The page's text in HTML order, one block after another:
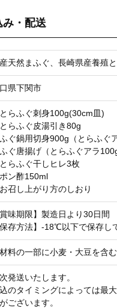
み・配送
天然まふぐ、長崎県産養殖
県下関市
とらふぐ刺身100g(30cm皿)
とらふぐ皮湯引き80g
ふぐ鍋用切身900g（とらふぐ
ふぐ唐揚げ（とらふぐアラ
とらふぐ干しヒレ3枚
ポン酢150ml
お召し上がり方のしおり
賞味期限】製造日より30日間
保存方法】-18℃以下で保存し
料の一部に小麦・大豆を含む
発送いたします。
のタイミングによっては最
ございます。